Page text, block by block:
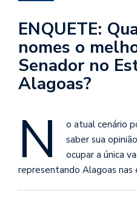
ENQUETE:
nomes o
Senador no
Alagoas?
N
o atual cenário
saber sua
ocupar a única
representando Alagoas nas